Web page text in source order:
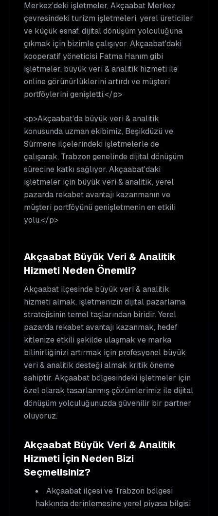
Merkez'deki işletmeler, Akçaabat Merkez
çevresindeki turizm işletmeleri, yerel üreticiler
ve küçük esnaf, dijital dönüşüm yolculuğuna
çıkmak için bizimle çalışıyor. Akçaabat'daki
kooperatif yöneticisi Fatma Hanım gibi
işletmeler, büyük veri & analitik hizmeti ile
online görünürlüklerini artırdı ve müşteri
portföylerini genişletti.</p>
<p>Akçaabat'da büyük veri & analitik
konusunda uzman ekibimiz, Beşikdüzü ve
Sürmene ilçelerindeki işletmelerle de
çalışarak, Trabzon genelinde dijital dönüşüm
sürecine katkı sağlıyor. Akçaabat'daki
işletmeler için büyük veri & analitik, yerel
pazarda rekabet avantajı kazanmanın ve
müşteri portföyünü genişletmenin en etkili
yolu.</p>
Akçaabat Büyük Veri & Analitik
Hizmeti Neden Önemli?
Akçaabat ilçesinde büyük veri & analitik
hizmeti almak, işletmenizin dijital pazarlama
stratejisinin temel taşlarından biridir. Yerel
pazarda rekabet avantajı kazanmak, hedef
kitlenize etkili şekilde ulaşmak ve marka
bilinirliğinizi artırmak için profesyonel büyük
veri & analitik desteği almak kritik öneme
sahiptir. Akçaabat bölgesindeki işletmeler için
özel olarak tasarlanmış çözümlerimiz ile dijital
dönüşüm yolculuğunuzda güvenilir bir partner
oluyoruz.
Akçaabat Büyük Veri & Analitik
Hizmeti İçin Neden Bizi
Seçmelisiniz?
Akçaabat ilçesi ve Trabzon bölgesi
hakkında derinlemesine yerel piyasa bilgisi